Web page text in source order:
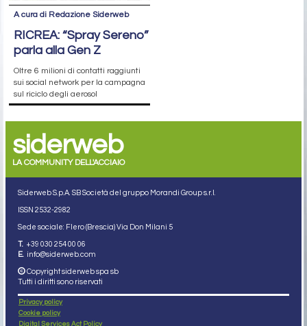
A cura di Redazione Siderweb
RICREA: “Spray Sereno”
parla alla Gen Z
Oltre 6 milioni di contatti raggiunti
sui social network per la campagna
sul riciclo degli aerosol
siderweb
LA COMMUNITY DELL'ACCIAIO
Siderweb S.p.A. SB Società del gruppo Morandi Group s.r.l.
ISSN 2532-2982
Sede sociale: Flero (Brescia) Via Don Milani 5
T. +39 030 254 00 06
E. info@siderweb.com
Copyright siderweb spa sb
Tutti i diritti sono riservati
Privacy policy
Cookie policy
Digital Services Act Policy